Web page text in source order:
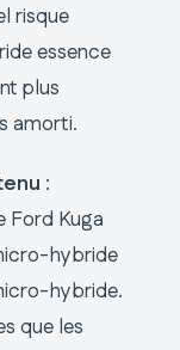
risque
essence
plus
amorti.
:
Ford Kuga
hybride
hybride.
que les